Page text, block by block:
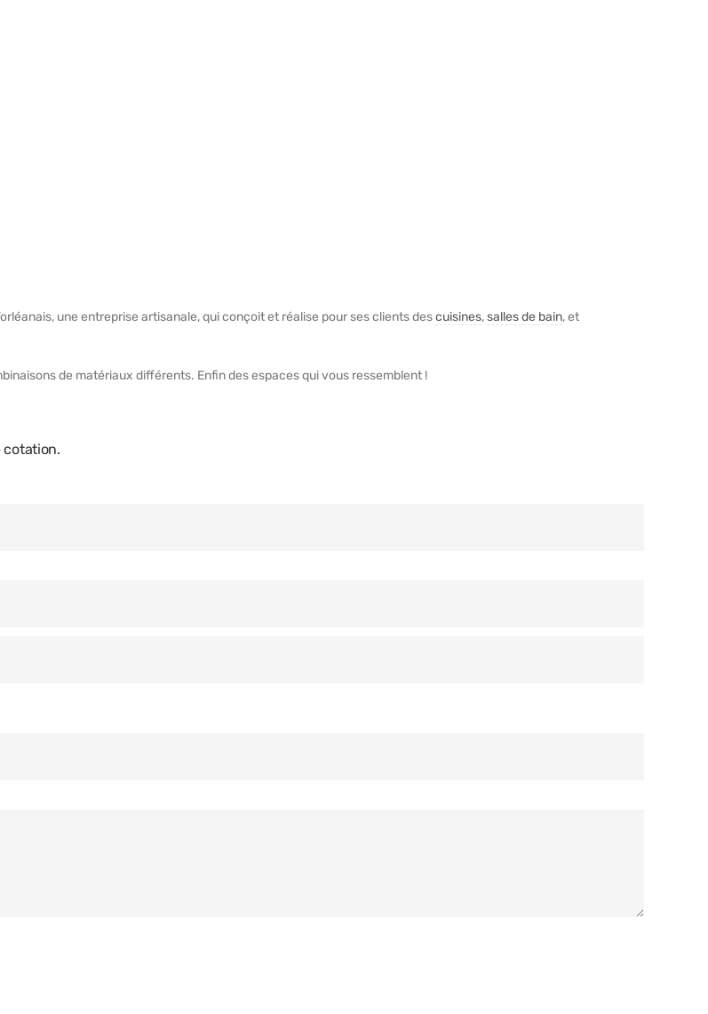
une entreprise artisanale, qui conçoit et réalise pour ses clients descuisines,salles de bain, et
de matériaux différents. Enfin des espaces qui vous ressemblent !